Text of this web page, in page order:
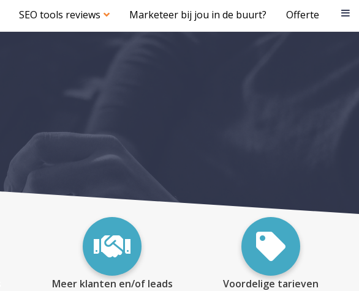
SEO tools reviews Marketeer bij jou in de buurt? Offerte
Meer klanten en/of leads Voordelige tarieven